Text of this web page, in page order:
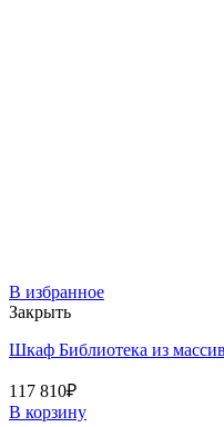
В избранное
Закрыть
Шкаф Библиотека из
117 810₽
В корзину